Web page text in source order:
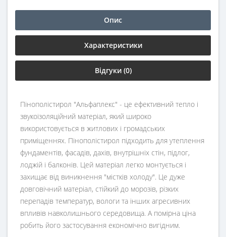
Опис
Характеристики
Відгуки (0)
Пінополістирол "Альфаплекс" - це ефективний тепло і
звукоізоляційний матеріал, який широко
використовується в житлових і громадських
приміщеннях. Пінополістирол підходить для утеплення
фундаментів, фасадів, дахів, внутрішніх стін, підлог,
лоджій і балконів. Цей матеріал легко монтується і
захищає від виникнення "містків холоду". Це дуже
довговічний матеріал, стійкий до морозів, різких
перепадів температур, вологи та інших агресивних
впливів навколишнього середовища. А помірна ціна
робить його застосування економічно вигідним.